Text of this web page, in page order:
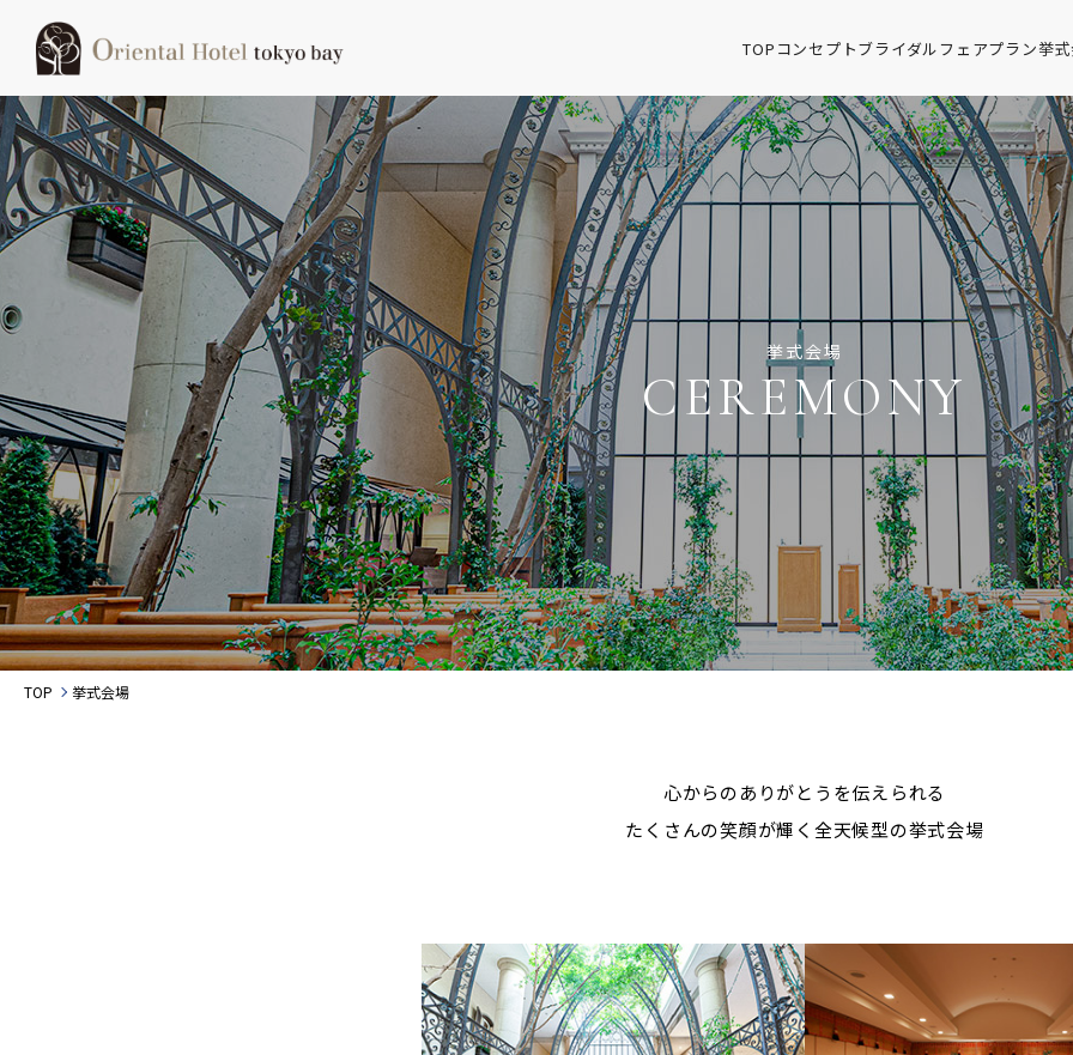
TOP コンセプトブライダルフェアプラン挙
挙式会場
CEREMONY
TOP 挙式会場
心からのありがとうを伝えられる
たくさんの笑顔が輝く全天候型の挙式会場